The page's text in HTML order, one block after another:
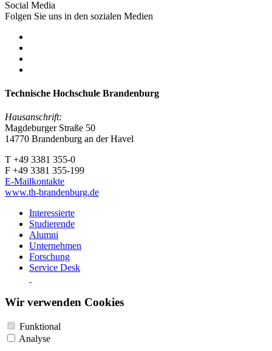
Social Media
Folgen Sie uns in den sozialen Medien
Technische Hochschule Brandenburg
Hausanschrift:
Magdeburger Straße 50
14770 Brandenburg an der Havel
T +49 3381 355-0
F +49 3381 355-199
E-Mailkontakte
www.th-brandenburg.de
Interessierte
Studierende
Alumni
Unternehmen
Forschung
Service Desk
Wir verwenden Cookies
Funktional
Analyse